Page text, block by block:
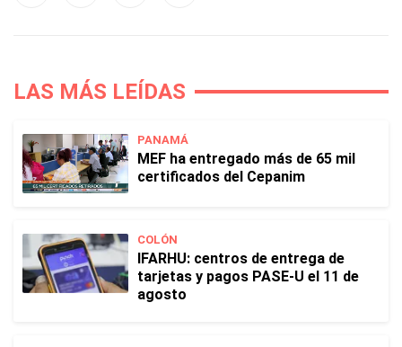
LAS MÁS LEÍDAS
PANAMÁ
MEF ha entregado más de 65 mil
certificados del Cepanim
COLÓN
IFARHU: centros de entrega de
tarjetas y pagos PASE-U el 11 de
agosto